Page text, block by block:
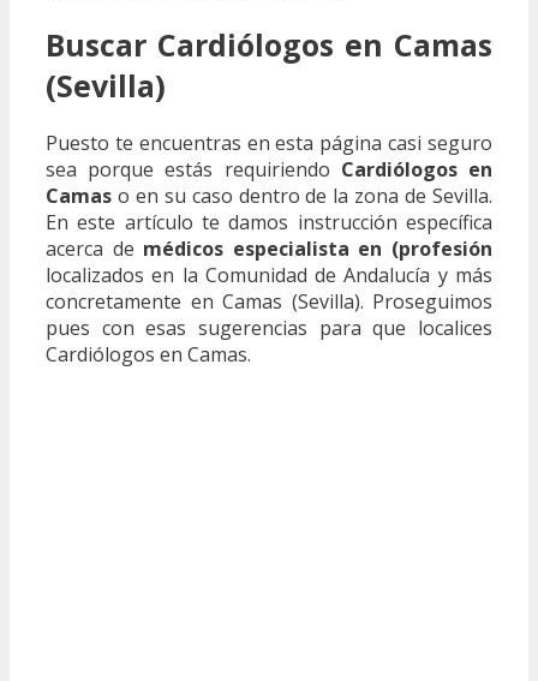
Buscar Cardiólogos en Camas
(Sevilla)
Puesto te encuentras en esta página casi seguro
sea porque estás requiriendo Cardiólogos en
Camas o en su caso dentro de la zona de Sevilla.
En este artículo te damos instrucción específica
acerca de médicos especialista en (profesión
localizados en la Comunidad de Andalucía y más
concretamente en Camas (Sevilla). Proseguimos
pues con esas sugerencias para que localices
Cardiólogos en Camas.